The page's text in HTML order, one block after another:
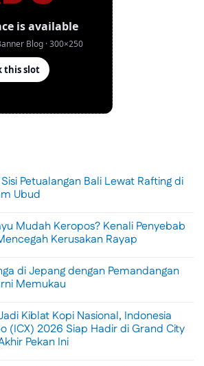
Petualangan Bali Lewat Rafting di
Ubud
Mudah Keropos? Kenali Penyebab
Kerusakan Rayap
di Jepang dengan Pemandangan
Memukau
Kiblat Kopi Nasional, Indonesia
(ICX) 2026 Siap Hadir di Grand City
Pekan Ini